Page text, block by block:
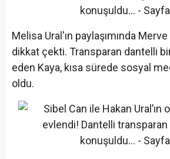
Melisa Ural'ın paylaşımında
dikkat çekti. Transparan dantelli
eden Kaya, kısa sürede sosyal
oldu.